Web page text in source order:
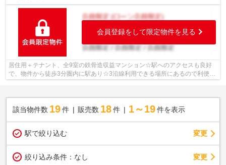
会員登録をして限定物件を見る
居住用＋テナント、全9室の鉄骨造収益マンション☆駅へのアクセスも良好
で、物件から徒歩3分圏内に駅あり☆3沿線利用できる場所にあるので利便性
が高いです☆便利なスーパー「フードショ...
該当物件数 19件 販売数 18 件 1～19 件を表示
駅で絞り込む 変更
絞り込み条件： なし 変更